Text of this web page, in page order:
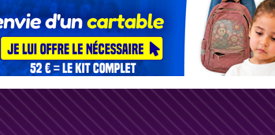
viennent de faire un don pour 1 Journée de Vacances
de demander une bénédiction
de nous rejoindre sur WhatsApp
places pour étudier en groupe sur Zoom
son Maasser
de nous rejoindre sur WhatsApp